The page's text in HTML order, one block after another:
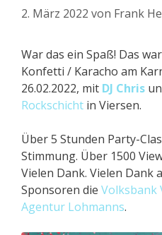
2. März 2022 von Frank
War das ein Spaß! Das
Konfetti / Karacho am
26.02.2022, mit DJ Chris
Rockschicht in Viersen.
Über 5 Stunden Party-
Stimmung. Über 1500
Vielen Dank. Vielen Dank
Sponsoren die Volksbank
Agentur Lohmanns.